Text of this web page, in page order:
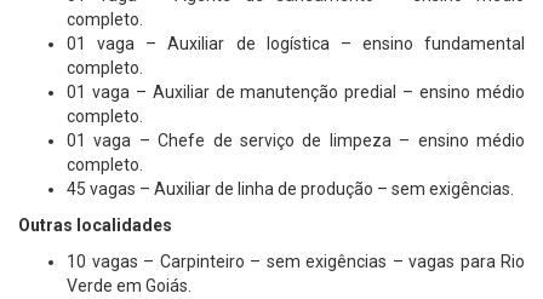
completo.
01 vaga – Auxiliar de logística – ensino fundamental
completo.
01 vaga – Auxiliar de manutenção predial – ensino médio
completo.
01 vaga – Chefe de serviço de limpeza – ensino médio
completo.
45 vagas – Auxiliar de linha de produção – sem exigências.
Outras localidades
10 vagas – Carpinteiro – sem exigências – vagas para Rio
Verde em Goiás.